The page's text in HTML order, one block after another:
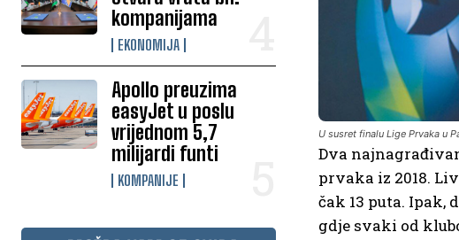
kompanijama
EKONOMIJA
Apollo preuzima
easyJet u poslu
vrijednom 5,7
milijardi funti
KOMPANIJE
U susret finalu Lige Prvaka u
Dva
prvaka iz 2018.
čak 13 puta.
gdje svaki od